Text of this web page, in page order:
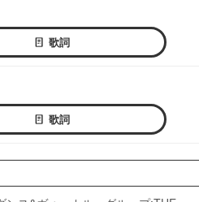
歌詞
歌詞